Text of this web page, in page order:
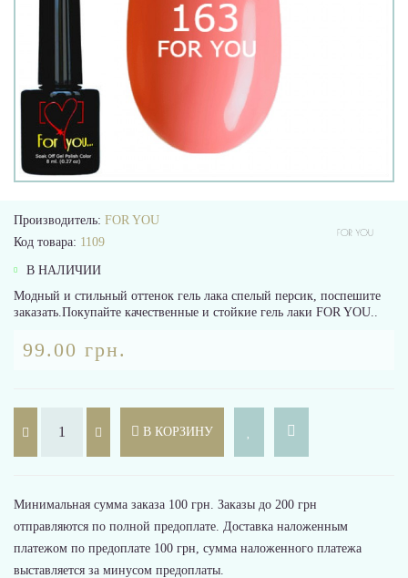
Производитель: FOR YOU
Код товара: 1109
В НАЛИЧИИ
Модный и стильный оттенок гель лака спелый персик, поспешите
заказать.Покупайте качественные и стойкие гель лаки FOR YOU..
99.00 грн.
В КОРЗИНУ
Минимальная сумма заказа 100 грн. Заказы до 200 грн
отправляются по полной предоплате. Доставка наложенным
платежом по предоплате 100 грн, сумма наложенного платежа
выставляется за минусом предоплаты.